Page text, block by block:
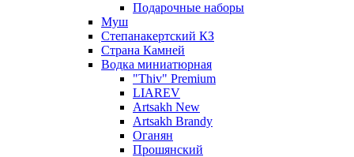
Подарочные наборы
Муш
Степанакертский КЗ
Страна Камней
Водка миниатюрная
"Thiv" Premium
LIAREV
Artsakh New
Artsakh Brandy
Оганян
Прошянский